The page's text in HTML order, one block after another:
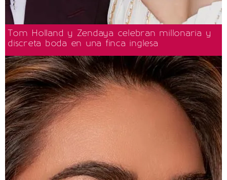
Tom Holland y Zendaya celebran millonaria y
discreta boda en una finca inglesa